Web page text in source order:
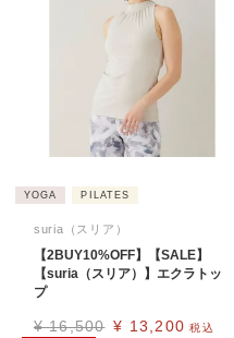
YOGA PILATES
suria（スリア）
【2BUY10%OFF】【SALE】
【suria（スリア）】エクラトッ
プ
¥ 16,500 ¥ 13,200 税込